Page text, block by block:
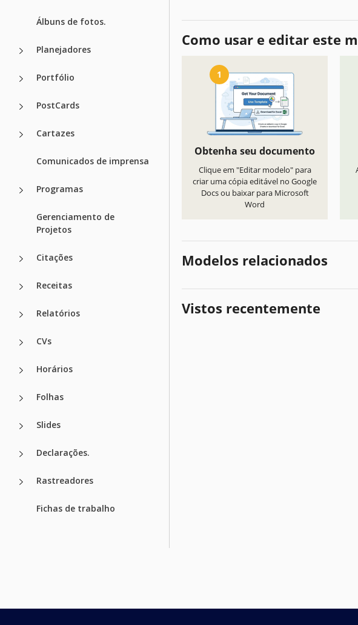
Álbuns de fotos.
Planejadores
Portfólio
PostCards
Cartazes
Comunicados de imprensa
Programas
Gerenciamento de
Projetos
Citações
Receitas
Relatórios
CVs
Horários
Folhas
Slides
Declarações.
Rastreadores
Fichas de trabalho
Como usar e editar este
1
Obtenha seu documento
Clique em "Editar modelo" para
criar uma cópia editável no Google
Docs ou baixar para Microsoft
Word
Modelos relacionados
Vistos recentemente